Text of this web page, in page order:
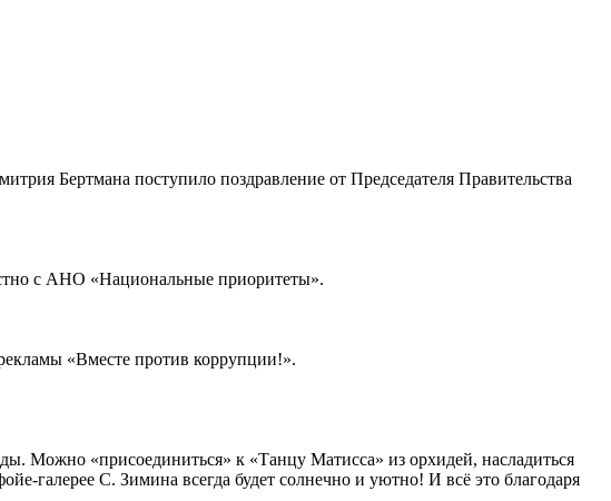
Бертмана поступило поздравление от Председателя Правительства
с АНО «Национальные приоритеты».
«Вместе против коррупции!».
Можно «присоединиться» к «Танцу Матисса» из орхидей, насладиться
галерее С. Зимина всегда будет солнечно и уютно! И всё это благодаря